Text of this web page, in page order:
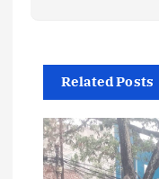
Related Posts